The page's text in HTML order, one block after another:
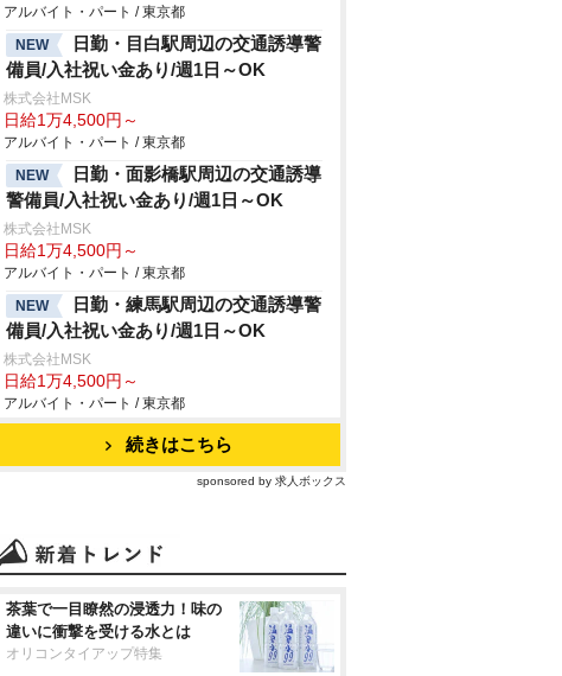
アルバイト・パート / 東京都
NEW
日勤・目白駅周辺の交通誘導警
備員/入社祝い金あり/週1日～OK
株式会社MSK
日給1万4,500円～
アルバイト・パート / 東京都
NEW
日勤・面影橋駅周辺の交通誘導
警備員/入社祝い金あり/週1日～OK
株式会社MSK
日給1万4,500円～
アルバイト・パート / 東京都
NEW
日勤・練馬駅周辺の交通誘導警
備員/入社祝い金あり/週1日～OK
株式会社MSK
日給1万4,500円～
アルバイト・パート / 東京都
続きはこちら
sponsored by 求人ボックス
茶葉で一目瞭然の浸透力！味の
違いに衝撃を受ける水とは
オリコンタイアップ特集